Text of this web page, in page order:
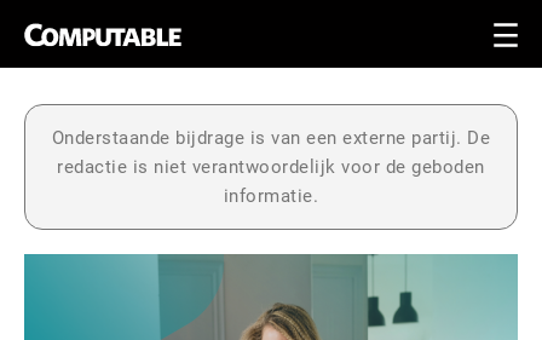
Onderstaande bijdrage is van een externe partij. De
redactie is niet verantwoordelijk voor de geboden
informatie.